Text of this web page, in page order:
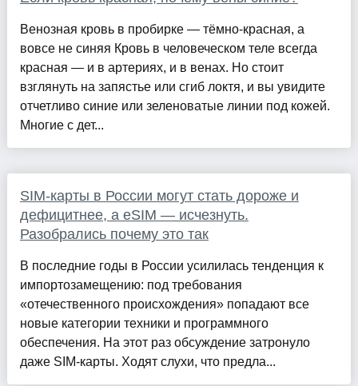
Венозная кровь в пробирке — тёмно-красная, а
вовсе не синяя Кровь в человеческом теле всегда
красная — и в артериях, и в венах. Но стоит
взглянуть на запястье или сгиб локтя, и вы увидите
отчетливо синие или зеленоватые линии под кожей.
Многие с дет...
SIM-карты в России могут стать дороже и
дефицитнее, а eSIM — исчезнуть.
Разобрались почему это так
В последние годы в России усилилась тенденция к
импортозамещению: под требования
«отечественного происхождения» попадают все
новые категории техники и программного
обеспечения. На этот раз обсуждение затронуло
даже SIM-карты. Ходят слухи, что предла...